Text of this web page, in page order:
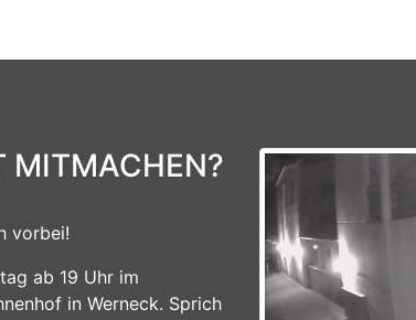
MITMACHEN?
vorbei!
ab 19 Uhr im
in Werneck. Sprich